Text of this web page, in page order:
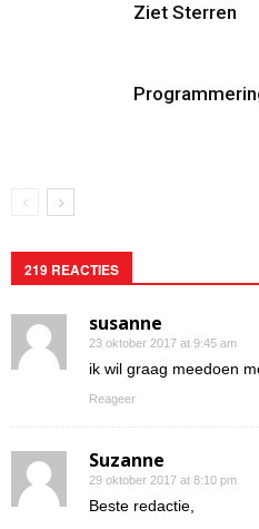
Ziet Sterren
219 REACTIES
susanne
23 oktober 2017 at 9:45 am
ik wil graag meedoen
Reageer
Suzanne
29 oktober 2017 at 8:10 pm
Beste redactie,